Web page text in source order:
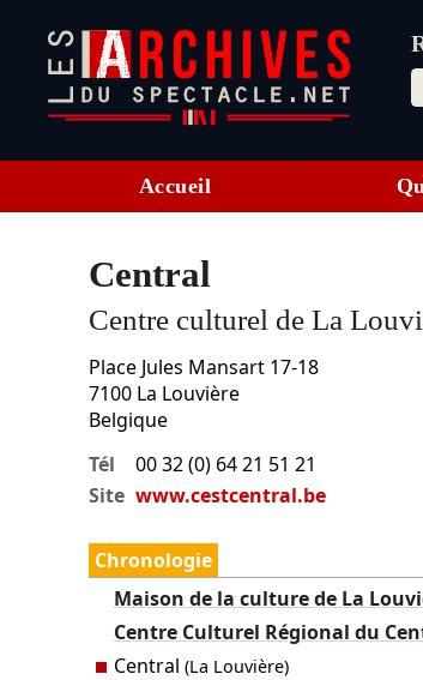
Accueil
Central
Centre culturel de La
Place Jules Mansart 17-18
7100 La Louvière
Belgique
Tél
00 32 (0) 64 21 51 21
Site www.cestcentral.be
Chronologie
Maison de la culture de La
Centre Culturel Régional du
Central (La Louvière)